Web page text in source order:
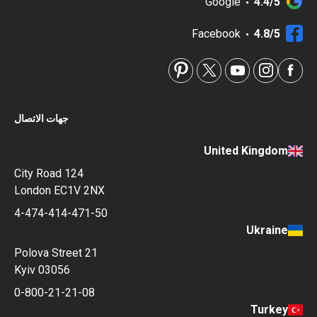
4.8/5
Facebook
جهات الاتصال
United Kingdom
124 City Road
London EC1V 2NX
4-474-414-471-50
Ukraine
Polova Street 21
Kyiv 03056
0-800-21-21-08
Turkey